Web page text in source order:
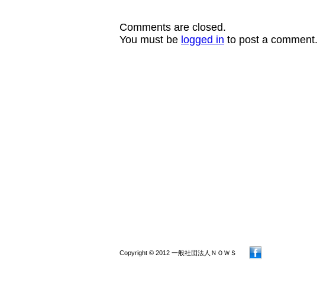
Comments are closed.
You must be logged in to post a comment.
Copyright © 2012 一般社団法人ＮＯＷＳ